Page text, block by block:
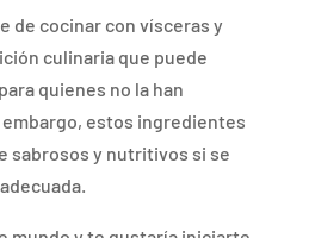
de cocinar con vísceras y
culinaria que puede
quienes no la han
estos ingredientes
sabrosos y nutritivos si se